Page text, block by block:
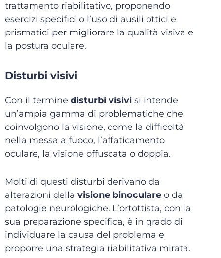
trattamento riabilitativo, proponendo
esercizi specifici o l’uso di ausili ottici e
prismatici per migliorare la qualità visiva e
la postura oculare.
Disturbi visivi
Con il termine disturbi visivi si intende
un’ampia gamma di problematiche che
coinvolgono la visione, come la difficoltà
nella messa a fuoco, l’affaticamento
oculare, la visione offuscata o doppia.
Molti di questi disturbi derivano da
alterazioni della visione binoculare o da
patologie neurologiche. L’ortottista, con la
sua preparazione specifica, è in grado di
individuare la causa del problema e
proporre una strategia riabilitativa mirata.